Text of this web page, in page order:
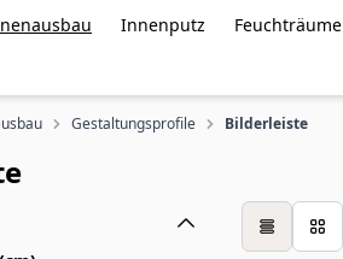
Innenputz Feuchträume
Gestaltungsprofile Bilderleiste
Tabelle